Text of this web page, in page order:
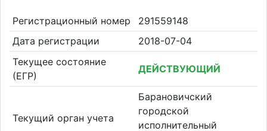
Регистрационный номер
291559148
Дата регистрации
2018-07-04
Текущее состояние
(ЕГР)
ДЕЙСТВУЮЩИЙ
Текущий орган учета
Барановичский
городской
исполнительный